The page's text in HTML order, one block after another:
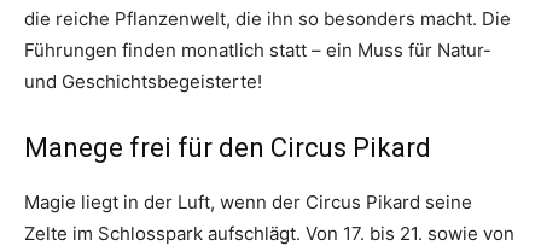
die reiche Pflanzenwelt, die ihn so besonders macht. Die
Führungen finden monatlich statt – ein Muss für Natur-
und Geschichtsbegeisterte!
Manege frei für den Circus Pikard
Magie liegt in der Luft, wenn der Circus Pikard seine
Zelte im Schlosspark aufschlägt. Von 17. bis 21. sowie von